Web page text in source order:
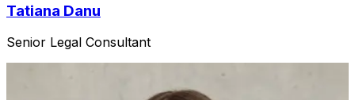
Tatiana Danu
Senior Legal Consultant